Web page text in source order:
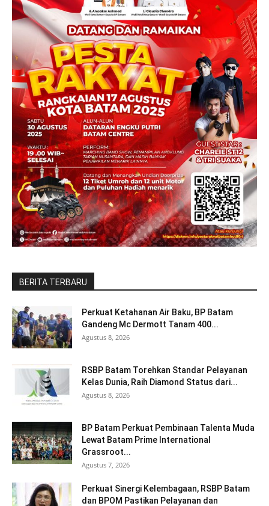
BERITA TERBARU
Perkuat Ketahanan Air Baku, BP Batam
Gandeng Mc Dermott Tanam 400...
Agustus 8, 2026
RSBP Batam Torehkan Standar Pelayanan
Kelas Dunia, Raih Diamond Status dari...
Agustus 8, 2026
BP Batam Perkuat Pembinaan Talenta Muda
Lewat Batam Prime International
Grassroot...
Agustus 7, 2026
Perkuat Sinergi Kelembagaan, RSBP Batam
dan BPOM Pastikan Pelayanan dan